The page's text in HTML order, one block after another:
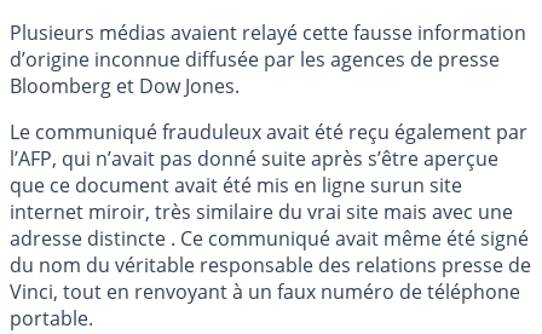
Plusieurs médias avaient relayé cette fausse information
d’origine inconnue diffusée par les agences de presse
Bloomberg et Dow Jones.
Le communiqué frauduleux avait été reçu également par
l’AFP, qui n’avait pas donné suite après s’être aperçue
que ce document avait été mis en ligne surun site
internet miroir, très similaire du vrai site mais avec une
adresse distincte . Ce communiqué avait même été signé
du nom du véritable responsable des relations presse de
Vinci, tout en renvoyant à un faux numéro de téléphone
portable.